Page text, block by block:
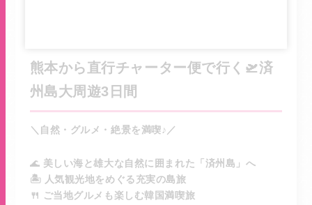
熊本から直行チャーター便で行く🛫済
州島大周遊3日間
＼自然・グルメ・絶景を満喫♪／
🌊 美しい海と雄大な自然に囲まれた「済州島」へ
🏝️ 人気観光地をめぐる充実の島旅
🍴 ご当地グルメも楽しむ韓国満喫旅